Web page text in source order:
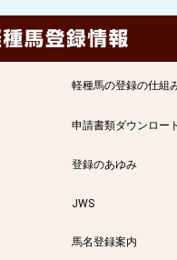
軽種馬の登録の仕組
申請書類ダウンロー
登録のあゆみ
JWS
馬名登録案内